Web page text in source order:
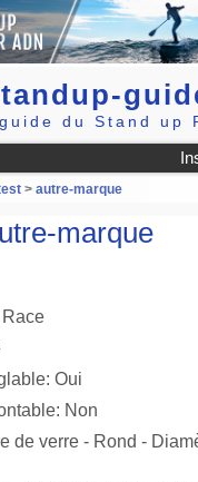
du Stand up
> autre-marque
marque
Race
Oui
Non
de verre - Rond -